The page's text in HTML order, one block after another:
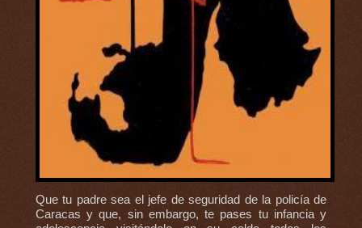
Que tu padre sea el jefe de seguridad de la policía de
Caracas y que, sin embargo, te pases tu infancia y